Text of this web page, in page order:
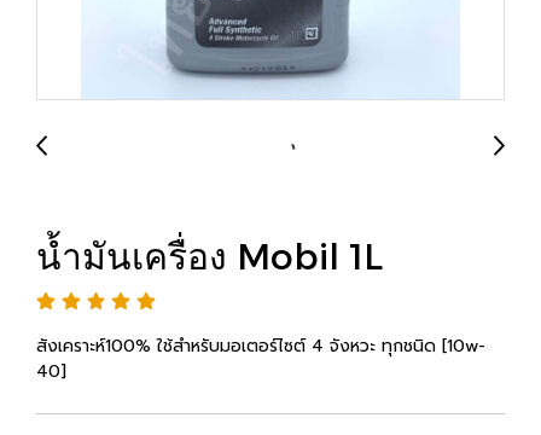
น้ำมันเครื่อง Mobil 1L
สังเคราะห์100% ใช้สำหรับมอเตอร์ไซต์ 4 จังหวะ ทุกชนิด [10w-
40]